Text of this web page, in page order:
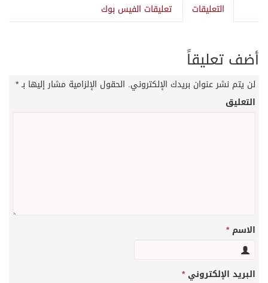
التعليقات تعليقات الفيس بوك
أضف تعليقاً
لن يتم نشر عنوان بريدك الإلكتروني. الحقول الإلزامية مشار إليها بـ*
التعليق
الاسم*
البريد الإلكتروني*